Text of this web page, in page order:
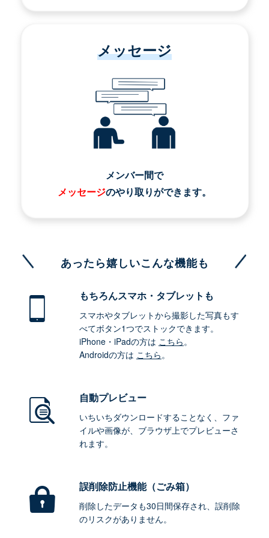
メッセージ
メンバー間で
メッセージのやり取りができます。
あったら嬉しいこんな機能も
もちろんスマホ・タブレットも
スマホやタブレットから撮影した写真もす
べてボタン1つでストックできます。
iPhone・iPadの方は こちら。
Androidの方は こちら。
自動プレビュー
いちいちダウンロードすることなく、ファ
イルや画像が、ブラウザ上でプレビューさ
れます。
誤削除防止機能（ごみ箱）
削除したデータも30日間保存され、誤削除
のリスクがありません。